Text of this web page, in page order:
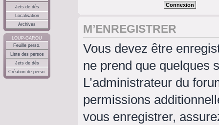
Jets de dés
Localisation
Archives
LOUP-GAROU
Feuille perso.
Liste des persos
Jets de dés
Création de perso.
M’ENREGISTRER
Vous devez être
ne prend que quelques
L’administrateur du
permissions
vous enregistrer,